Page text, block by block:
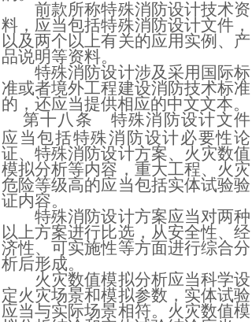
前款所称特殊消防设计技术资
料，应当包括特殊消防设计文件，
以及两个以上有关的应用实例、产
品说明等资料。
特殊消防设计涉及采用国际标
准或者境外工程建设消防技术标准
的，还应当提供相应的中文文本。
第十八条 特殊消防设计文件
应当包括特殊消防设计必要性论
证、特殊消防设计方案、火灾数值
模拟分析等内容，重大工程、火灾
危险等级高的应当包括实体试验验
证内容。
特殊消防设计方案应当对两种
以上方案进行比选，从安全性、经
济性、可实施性等方面进行综合分
析后形成。
火灾数值模拟分析应当科学设
定火灾场景和模拟参数，实体试验
应当与实际场景相符。火灾数值模